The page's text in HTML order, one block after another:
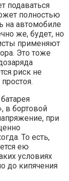
подаваться
полностью
на автомобиле
же, будет, но
применяют
Это тоже
риск не
в бортовой
при
То есть,
ею
условиях
до кипячения